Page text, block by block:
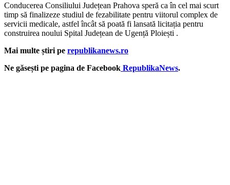
Conducerea Consiliului Județean Prahova speră ca în cel mai scurt
timp să finalizeze studiul de fezabilitate pentru viitorul complex de
servicii medicale, astfel încât să poată fi lansată licitația pentru
construirea noului Spital Județean de Ugență Ploiești .
Mai multe știri pe republikanews.ro
Ne găsești pe pagina de Facebook RepublikaNews.